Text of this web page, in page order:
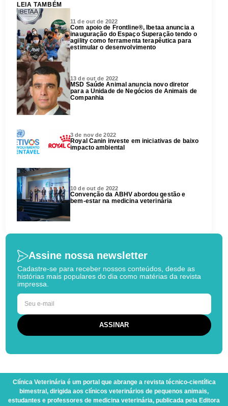
LEIA TAMBÉM
11 de out de 2022
Com apoio de Frontline®, Ibetaa anuncia a
inauguração do Espaço Superação tendo o
agility como ferramenta terapêutica para
estimular o desenvolvimento
13 de out de 2022
MSD Saúde Animal anuncia novo diretor
para a Unidade de Negócios de Animais de
Companhia
3 de nov de 2022
Royal Canin investe em iniciativas de baixo
impacto ambiental
10 de out de 2022
Convenção da ABHV abordou gestão e
bem-estar na medicina veterinária
Assine nossa newsletter
Cadastre-se para receber nossos conteúdos, desde as
histórias mais populares do dia como matérias da revista
impressa.
Clínica Veterinária é um portal que abrange a revista técnico-científica
bimestral, dirigida aos clínicos veterinários de pequenos animais,
estudantes e professores de medicina veterinária, publicada pela Editora